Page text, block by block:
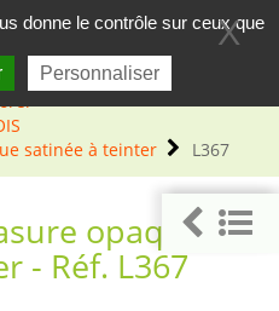
(bois, sol,...)
satinée à teinter
L367
opaque
- Réf. L367
donne le contrôle sur ceux que
Personnaliser
X